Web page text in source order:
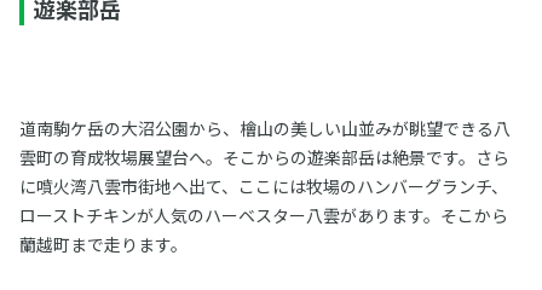
遊楽部岳
道南駒ケ岳の大沼公園から、檜山の美しい山並みが眺望できる八
雲町の育成牧場展望台へ。そこからの遊楽部岳は絶景です。さら
に噴火湾八雲市街地へ出て、ここには牧場のハンバーグランチ、
ローストチキンが人気のハーベスター八雲があります。そこから
蘭越町まで走ります。